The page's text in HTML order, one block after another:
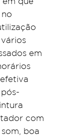
em
com
boa